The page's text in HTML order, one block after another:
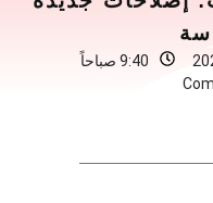
9:40 صباحاً